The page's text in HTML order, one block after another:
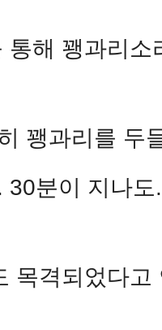
통해 꽹과리
꽹과리를 두
30분이 지나
목격되었다